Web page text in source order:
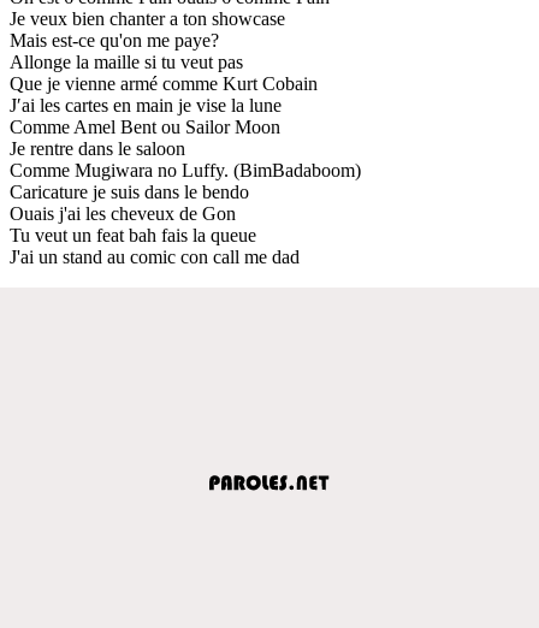
Je veux bien chanter a ton showcase
Mais est-ce qu'on me paye?
Allonge la maille si tu veut pas
Que je vienne armé comme Kurt Cobain
J′ai les cartes en main je vise la lune
Comme Amel Bent ou Sailor Moon
Je rentre dans le saloon
Comme Mugiwara no Luffy. (BimBadaboom)
Caricature je suis dans le bendo
Ouais j'ai les cheveux de Gon
Tu veut un feat bah fais la queue
J'ai un stand au comic con call me dad